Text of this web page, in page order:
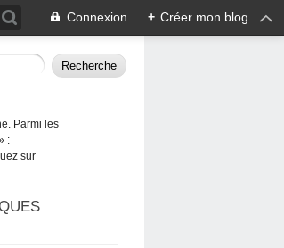
Connexion + Créer mon blog
Parmi les
:
sur